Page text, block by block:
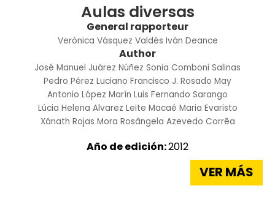
Aulas diversas
General rapporteur
Verónica Vásquez Valdés Iván Deance
Author
José Manuel Juárez Núñez Sonia Comboni Salinas
Pedro Pérez Luciano Francisco J. Rosado May
Antonio López Marín Luis Fernando Sarango
Lúcia Helena Alvarez Leite Macaé Maria Evaristo
Xánath Rojas Mora Rosângela Azevedo Corrêa
Año de edición:2012
VER MÁS